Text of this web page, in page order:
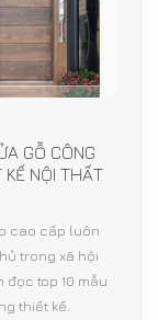
GỖ CÔNG
KẾ NỘI THẤT
cao cấp luôn
trong xã hội
top 10 mẫu
thiết kế.